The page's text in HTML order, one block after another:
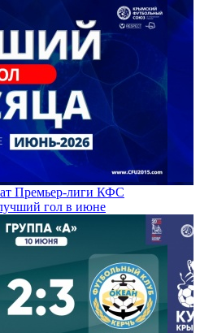
Премьер-лиги КФС
гол в июне